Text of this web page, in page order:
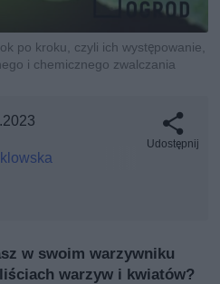
po kroku, czyli ich występowanie,
i chemicznego zwalczania
Udostępnij
w swoim warzywniku
warzyw i kwiatów?